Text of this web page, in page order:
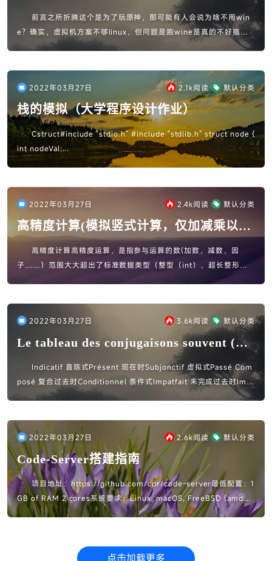
前言之所折腾这个是为了玩原神，那可能有人会说为啥不用win
e？确实，虚拟机方案不够linux，但问题是跑wine是真的不好搞
（打补丁之类的），而且更不用说米哈游封号啥的。其实，搞这个主
2022年03月27日 2.1k阅读 默认分类
栈的模拟（大学程序设计作业）
Cstruct#include "stdio.h" #include "stdlib.h" struct node {
int nodeVal;...
2022年03月27日 2.4k阅读 默认分类
高精度计算(模拟竖式计算，仅加减乘以及
比较)
高精度计算高精度运算，是指参与运算的数(加数，减数，因
子……）范围大大超出了标准数据类型（整型（int），超长整形（lo
ng long )、实型（float/double））能表示的范围的运算。...
2022年03月27日 3.6k阅读 默认分类
Le tableau des conjugaisons souvent (常
Indicatif 直陈式Présent 现在时Subjonctif 虚拟式Passé Com
posé 复合过去时Conditionnel 条件式Impatfait 未完成过去时Imp
érati...
2022年03月27日 2.6k阅读 默认分类
Code-Server搭建指南
项目地址：https://github.com/cdr/code-server最低配置：1
GB of RAM 2 cores系统要求：Linux, macOS, FreeBSD (amd64
(...
点击加载更多